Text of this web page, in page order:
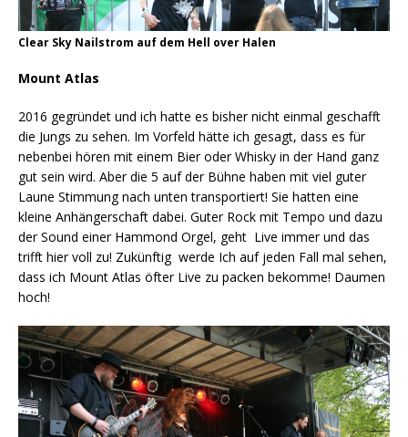
Clear Sky Nailstrom auf dem Hell over Halen
Mount Atlas
2016 gegründet und ich hatte es bisher nicht einmal geschafft
die Jungs zu sehen. Im Vorfeld hätte ich gesagt, dass es für
nebenbei hören mit einem Bier oder Whisky in der Hand ganz
gut sein wird. Aber die 5 auf der Bühne haben mit viel guter
Laune Stimmung nach unten transportiert! Sie hatten eine
kleine Anhängerschaft dabei. Guter Rock mit Tempo und dazu
der Sound einer Hammond Orgel, geht Live immer und das
trifft hier voll zu! Zukünftig werde Ich auf jeden Fall mal sehen,
dass ich Mount Atlas öfter Live zu packen bekomme! Daumen
hoch!